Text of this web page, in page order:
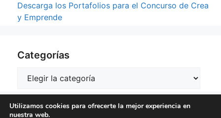
Descarga los Portafolios para el Concurso de Crea
y Emprende
Categorías
Categorías
Utilizamos cookies para ofrecerte la mejor experiencia en
nuestra web.